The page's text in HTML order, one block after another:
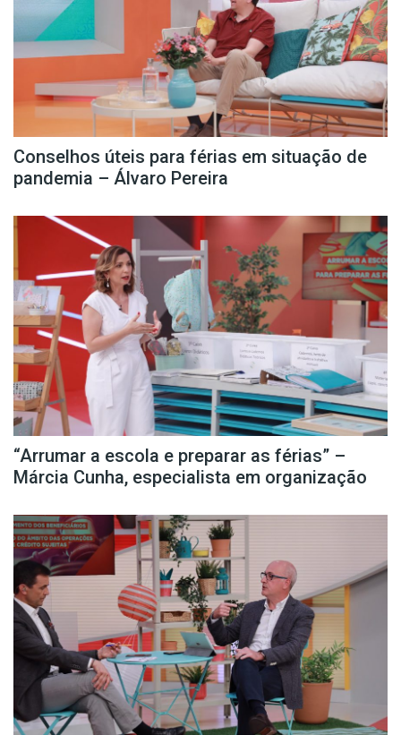
Conselhos úteis para férias em situação de
pandemia – Álvaro Pereira
“Arrumar a escola e preparar as férias” –
Márcia Cunha, especialista em organização